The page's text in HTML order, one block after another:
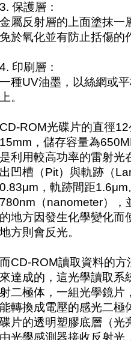
3. 保護層：
金屬反射層的上面塗抹一
免於氧化並有防止括傷的
4. 印刷層：
一種UV油墨，以絲網或
上。
CD-ROM光碟片的直徑
15mm，儲存容量為
是利用較高功率的雷射光
出凹槽（Pit）與軌跡（
0.83μm，軌跡間距1.6μm
780nm（nanometer），
的地方因發生化學變化而
地方則會反光。
而CD-ROM讀取資料的
來達成的，這光學讀取系
射二極体，一組光學鏡片
能轉換成電壓的感光二極
碟片的透明塑膠底層（光
由光學感測器接收反射光